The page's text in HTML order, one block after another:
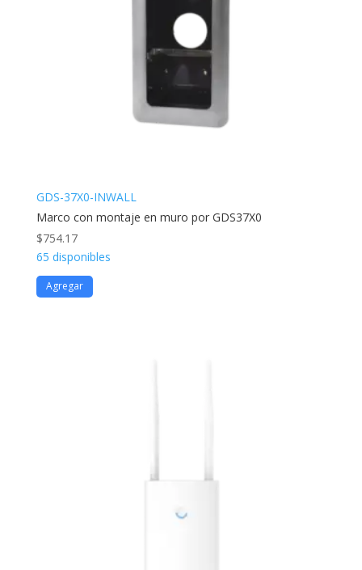
GDS-37X0-INWALL
Marco con montaje en muro por GDS37X0
$754.17
65 disponibles
Agregar